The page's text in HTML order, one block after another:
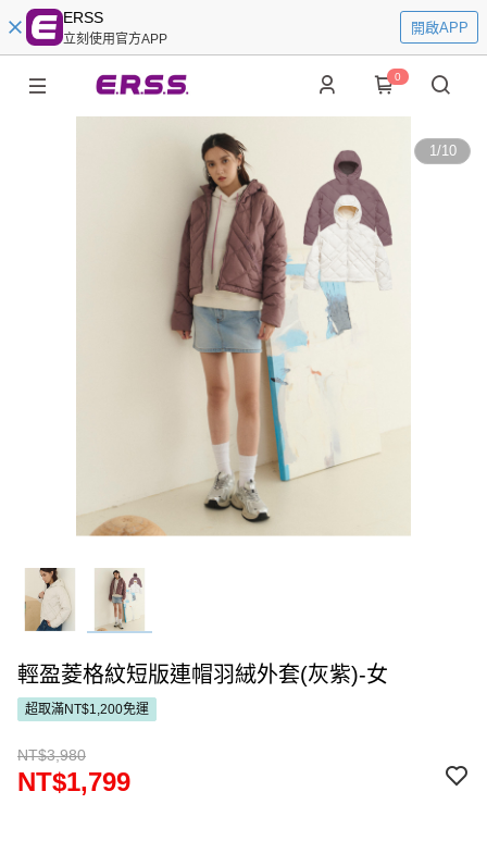
ERSS
立刻使用官方APP
開啟APP
0
1/10
輕盈菱格紋短版連帽羽絨外套(灰紫)-女
超取滿NT$1,200免運
NT$3,980
NT$1,799